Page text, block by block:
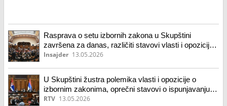
Rasprava o setu izbornih zakona u Skupštini
završena za danas, različiti stavovi vlasti i opozicije
o ključnim izmenama
Insajder 13.05.2026
U Skupštini žustra polemika vlasti i opozicije o
izbornim zakonima, oprečni stavovi o ispunjavanju
preporuka ODIHR-a
RTV 13.05.2026